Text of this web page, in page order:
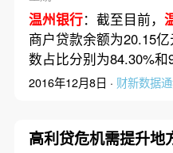
温州银行：截至目前，
商户贷款余额为20.15
数占比分别为84.30%
2016年12月8日 · 财新数据
高利贷危机需提升地